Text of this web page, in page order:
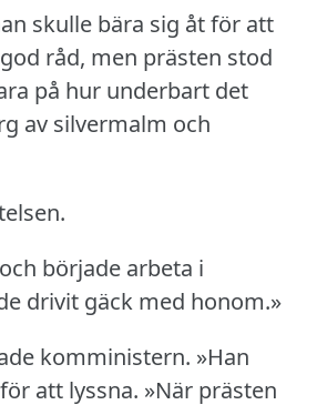
skulle bära sig åt för att
råd, men prästen stod
på hur underbart det
av silvermalm och
började arbeta i
drivit gäck med honom.»
komministern. »Han
att lyssna. »När prästen